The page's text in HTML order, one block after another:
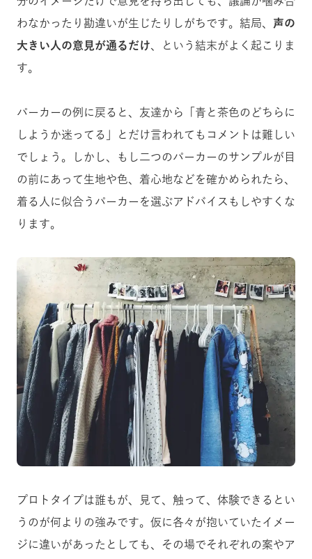
わなかったり勘違いが生じたりしがちです。結局、 声の
大きい人の意見が通るだけ 、という結末がよく起こりま
す。
パーカーの例に戻ると、友達から「青と茶色のどちらに
しようか迷ってる」とだけ言われてもコメントは難しい
でしょう。しかし、もし二つのパーカーのサンプルが目
の前にあって生地や色、着心地などを確かめられたら、
着る人に似合うパーカーを選ぶアドバイスもしやすくな
ります。
プロトタイプは誰もが、見て、触って、体験できるとい
うのが何よりの強みです。仮に各々が抱いていたイメー
ジに違いがあったとしても、その場でそれぞれの案やア